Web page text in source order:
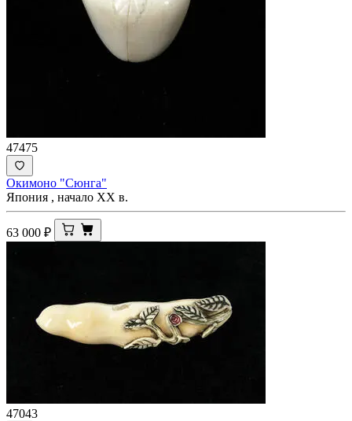
47475
Окимоно "Сюнга"
Япония , начало ХХ в.
63 000 ₽
47043